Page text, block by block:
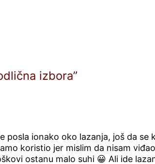
izbora”
posla ionako oko lazanja, još da
koristio jer mislim da nisam
ostanu malo suhi 😀 Ali ide